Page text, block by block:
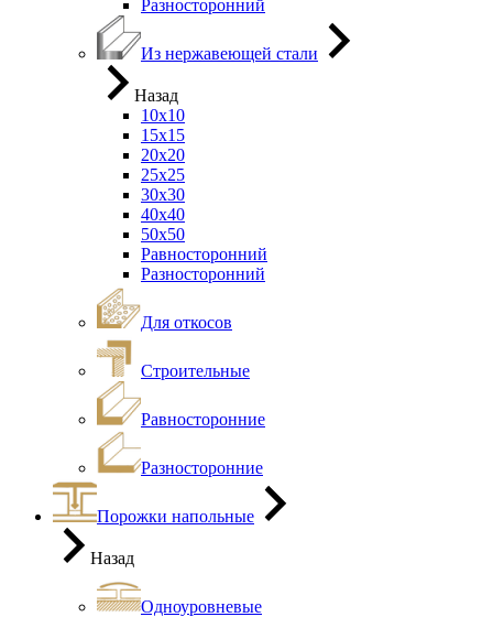
Разносторонний
Из нержавеющей стали
Назад
10х10
15х15
20х20
25х25
30х30
40х40
50х50
Равносторонний
Разносторонний
Для откосов
Строительные
Равносторонние
Разносторонние
Порожки напольные
Назад
Одноуровневые